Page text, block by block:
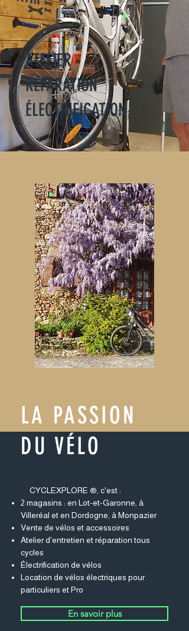
ATELIER
RÉPARATION
ÉLECTRIFICATION
CYCLEXPLORE ®, c'est :
2 magasins : en Lot-et-Garonne, à
Villeréal et en Dordogne, à Monpazier
Vente de vélos et accessoires
Atelier d'entretien et réparation tous
cycles
Électrification de vélos
Location de vélos électriques pour
particuliers et Pro
En savoir plus
LA PASSION
DU VÉLO